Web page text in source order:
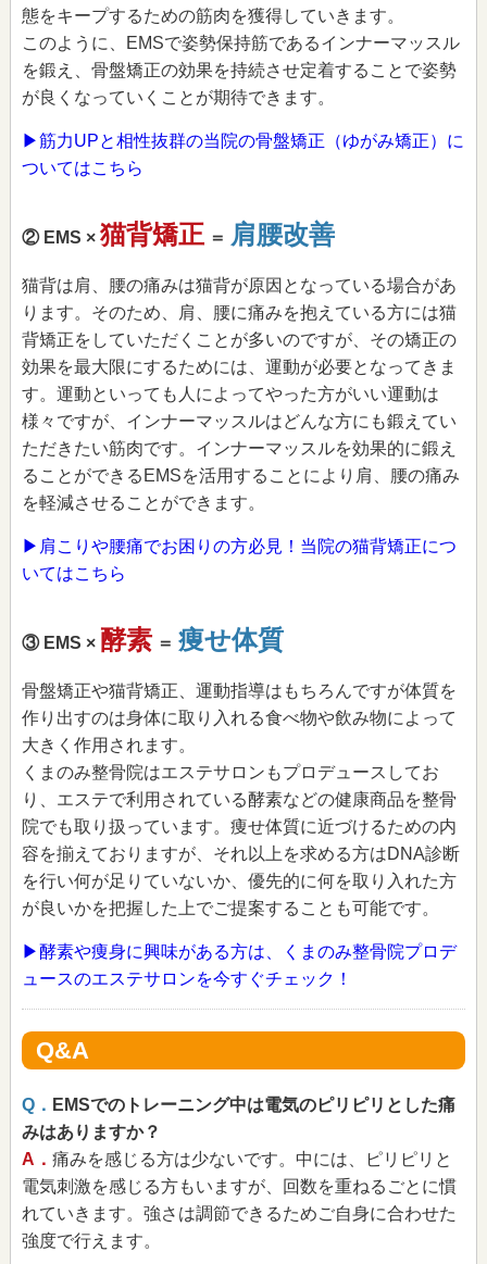
態をキープするための筋肉を獲得していきます。
このように、EMSで姿勢保持筋であるインナーマッスル
を鍛え、骨盤矯正の効果を持続させ定着することで姿勢
が良くなっていくことが期待できます。
▶筋力UPと相性抜群の当院の骨盤矯正（ゆがみ矯正）に
ついてはこちら
② EMS × 猫背矯正＝ 肩腰改善
猫背は肩、腰の痛みは猫背が原因となっている場合があ
ります。そのため、肩、腰に痛みを抱えている方には猫
背矯正をしていただくことが多いのですが、その矯正の
効果を最大限にするためには、運動が必要となってきま
す。運動といっても人によってやった方がいい運動は
様々ですが、インナーマッスルはどんな方にも鍛えてい
ただきたい筋肉です。インナーマッスルを効果的に鍛え
ることができるEMSを活用することにより肩、腰の痛み
を軽減させることができます。
▶肩こりや腰痛でお困りの方必見！当院の猫背矯正につ
いてはこちら
③ EMS × 酵素＝ 痩せ体質
骨盤矯正や猫背矯正、運動指導はもちろんですが体質を
作り出すのは身体に取り入れる食べ物や飲み物によって
大きく作用されます。
くまのみ整骨院はエステサロンもプロデュースしてお
り、エステで利用されている酵素などの健康商品を整骨
院でも取り扱っています。痩せ体質に近づけるための内
容を揃えておりますが、それ以上を求める方はDNA診断
を行い何が足りていないか、優先的に何を取り入れた方
が良いかを把握した上でご提案することも可能です。
▶酵素や痩身に興味がある方は、くまのみ整骨院プロデ
ュースのエステサロンを今すぐチェック！
Q&A
Q． EMSでのトレーニング中は電気のピリピリとした痛
みはありますか？
A． 痛みを感じる方は少ないです。中には、ピリピリと
電気刺激を感じる方もいますが、回数を重ねるごとに慣
れていきます。強さは調節できるためご自身に合わせた
強度で行えます。